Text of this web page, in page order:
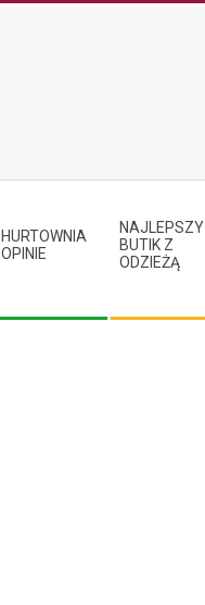
HURTOWNIA
OPINIE
NAJLEPSZY
BUTIK Z
ODZIEŻĄ